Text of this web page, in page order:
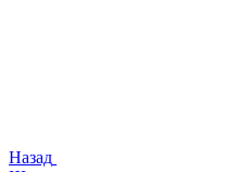
Назад